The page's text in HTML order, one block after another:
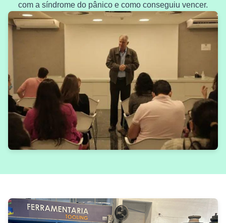
com a síndrome do pânico e como conseguiu vencer.